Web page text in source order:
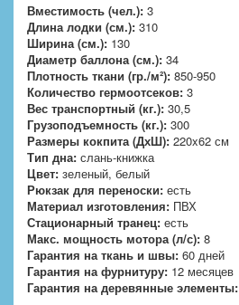
Вместимость (чел.): 3
Длина лодки (см.): 310
Ширина (см.): 130
Диаметр баллона (см.): 34
Плотность ткани (гр./м²): 850-950
Количество гермоотсеков: 3
Вес транспортный (кг.): 30,5
Грузоподъемность (кг.): 300
Размеры кокпита (ДхШ): 220x62 см
Тип дна: слань-книжка
Цвет: зеленый, белый
Рюкзак для переноски: есть
Материал изготовления: ПВХ
Стационарный транец: есть
Макс. мощность мотора (л/с): 8
Гарантия на ткань и швы: 60 дней
Гарантия на фурнитуру: 12 месяцев
Гарантия на деревянные элементы: